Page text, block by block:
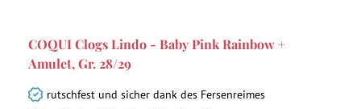
COQUI Clogs Lindo - Baby Pink Rainbow +
Amulet, Gr. 28/29
rutschfest und sicher dank des Fersenreimes